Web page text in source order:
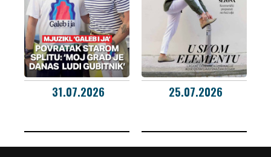
31.07.2026 25.07.2026